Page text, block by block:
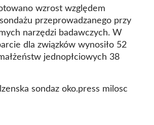
wzrost względem
przeprowadzanego przy
narzędzi badawczych. W
dla związków wynosiło 52
jednopłciowych 38